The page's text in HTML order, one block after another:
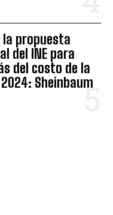
la propuesta
del INE para
del costo de la
Sheinbaum